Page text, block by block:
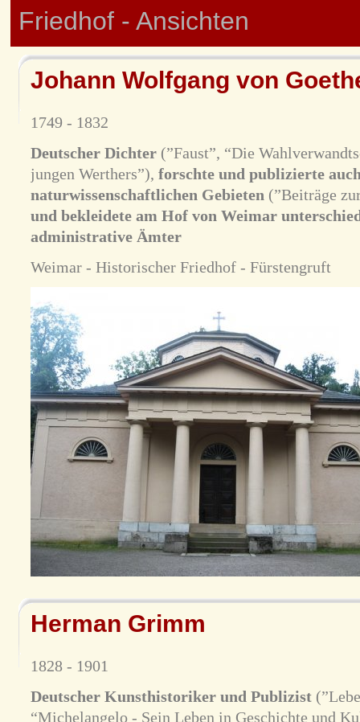
Friedhof - Ansichten
Johann Wolfgang von
1749 - 1832
Deutscher Dichter(”Faust”, “Die
jungen Werthers”), forschte und publizierte
naturwissenschaftlichen Gebieten (”Beiträge
und bekleidete am Hof von Weimar
administrative Ämter
Weimar - Historischer Friedhof - Fürstengruft
Herman Grimm
1828 - 1901
Deutscher Kunsthistoriker und Publizist
“Michelangelo - Sein Leben in Geschichte und